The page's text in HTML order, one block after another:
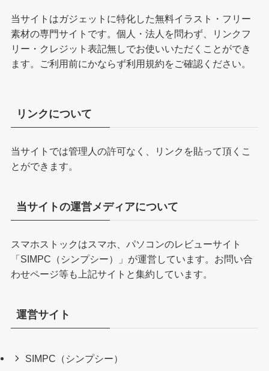
当サイトはガジェットに特化した無料イラスト・フリー
素材の専門サイトです。個人・法人を問わず、リンクフ
リー・クレジット表記無しでお使いいただくことができ
ます。ご利用前にかならず利用規約をご確認ください。
リンクについて
当サイトでは管理人の許可なく、リンクを貼って頂くこ
とができます。
当サイトの運営メディアについて
スマホストックはスマホ、パソコンのレビューサイト
「SIMPC（シンプシー）
」が運営しています。お問い合
わせページ等も上記サイトと集約しています。
運営サイト
SIMPC（シンプシー）